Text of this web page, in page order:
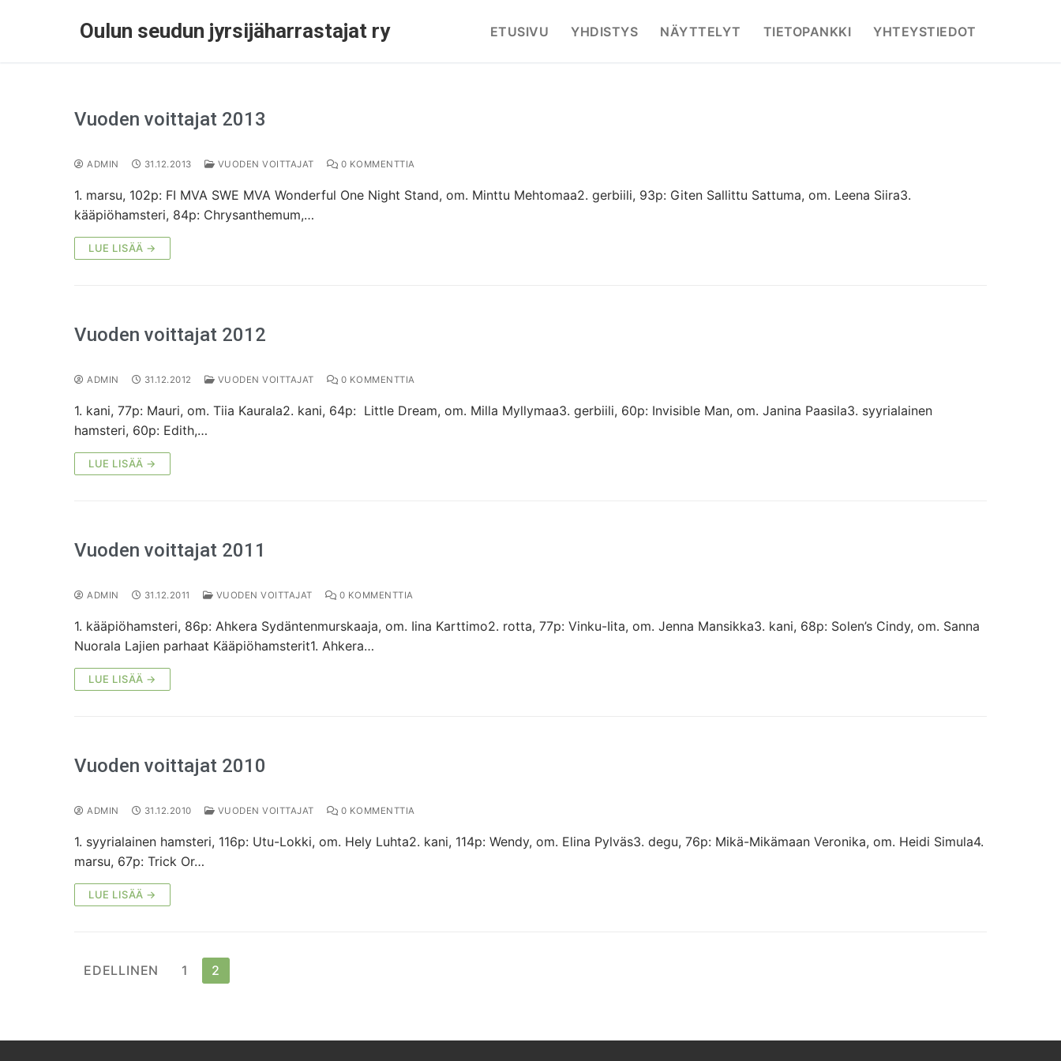
Oulun seudun jyrsijäharrastajat ry ETUSIVU YHDISTYS NÄYTTELYT TIETOPANKKI YHTEYSTIEDOT
Vuoden voittajat 2013
ADMIN 31.12.2013 VUODEN VOITTAJAT 0 KOMMENTTIA
1. marsu, 102p: FI MVA SWE MVA Wonderful One Night Stand, om. Minttu Mehtomaa2. gerbiili, 93p: Giten Sallittu Sattuma, om. Leena Siira3.
kääpiöhamsteri, 84p: Chrysanthemum,…
LUE LISÄÄ →
Vuoden voittajat 2012
ADMIN 31.12.2012 VUODEN VOITTAJAT 0 KOMMENTTIA
1. kani, 77p: Mauri, om. Tiia Kaurala2. kani, 64p: Little Dream, om. Milla Myllymaa3. gerbiili, 60p: Invisible Man, om. Janina Paasila3. syyrialainen
hamsteri, 60p: Edith,…
LUE LISÄÄ →
Vuoden voittajat 2011
ADMIN 31.12.2011 VUODEN VOITTAJAT 0 KOMMENTTIA
1. kääpiöhamsteri, 86p: Ahkera Sydäntenmurskaaja, om. Iina Karttimo2. rotta, 77p: Vinku-Iita, om. Jenna Mansikka3. kani, 68p: Solen’s Cindy, om. Sanna
Nuorala Lajien parhaat Kääpiöhamsterit1. Ahkera…
LUE LISÄÄ →
Vuoden voittajat 2010
ADMIN 31.12.2010 VUODEN VOITTAJAT 0 KOMMENTTIA
1. syyrialainen hamsteri, 116p: Utu-Lokki, om. Hely Luhta2. kani, 114p: Wendy, om. Elina Pylväs3. degu, 76p: Mikä-Mikämaan Veronika, om. Heidi Simula4.
marsu, 67p: Trick Or…
LUE LISÄÄ →
EDELLINEN 1 2